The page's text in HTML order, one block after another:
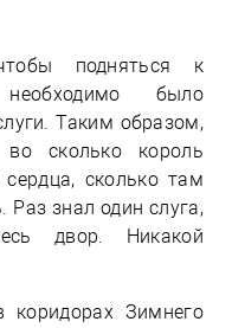
подняться к
было
Таким образом,
сколько король
сколько там
Раз знал один слуга,
двор. Никакой
Зимнего